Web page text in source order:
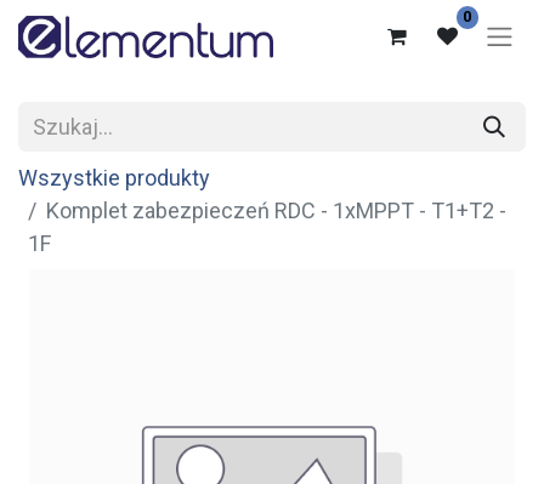
0
Wszystkie produkty
Komplet zabezpieczeń RDC - 1xMPPT - T1+T2 -
1F